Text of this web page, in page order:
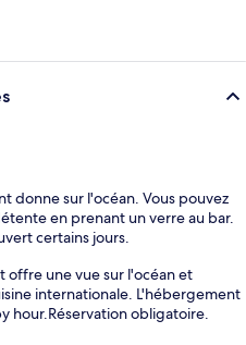
donne sur l'océan. Vous pouvez
en prenant un verre au bar.
certains jours.
offre une vue sur l'océan et
internationale. L'hébergement
hour.Réservation obligatoire.